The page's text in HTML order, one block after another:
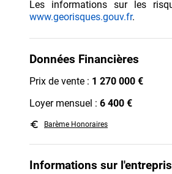
Les informations sur les
www.georisques.gouv.fr.
Données Financières
Prix de vente : 1 270 000 €
Loyer mensuel : 6 400 €
euro_symbol Barème Honoraires
Informations sur